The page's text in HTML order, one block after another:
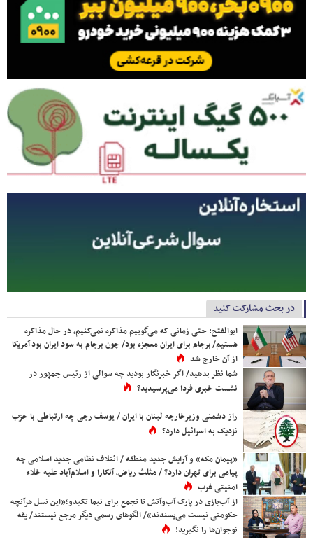
در بحث مشارکت کنید
ابوالفتح: حتی زمانی که می‌گوییم مذاکره نمی‌کنیم، در حال مذاکره
هستیم/ برجام برای ایران معجزه بود/ چون برجام به سود ایران بود آمریکا
از آن خارج شد
شما نظر بدهید/ اگر خبرنگار بودید چه سوالی از رئیس جمهور در
نشست خبری فردا می‌پرسیدید؟
راز دشمنی وزیرخارجه لبنان با ایران / یوسف رجی چه ارتباطی با حزب
نزدیک به اسرائیل دارد؟
«پیمان مکه» و آرایش جدید منطقه / ائتلاف نظامی جدید اسلامی چه
پیامی برای تهران دارد؟ / مثلث ریاض، آنکارا و اسلام‌آباد علیه خلاء
امنیتی غرب
از آب‌بازی در پارک آب‌وآتش تا تجمع برای نیما تکیدو؛«این نسل هرآنچه
حکومتی نیست می‌پسندند»/ الگوهای رسمی دیگر مرجع نیستند/ یقه
نوجوان‌ها را نگیرید!